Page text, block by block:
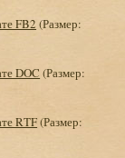
FB2 (Размер:
DOC (Размер:
RTF(Размер: